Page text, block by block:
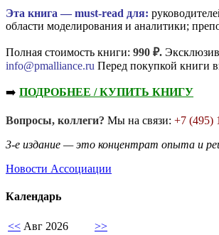
Эта книга — must-read для:
области моделирования и аналитики;
Полная стоимость книги: 990 ₽.
info@pmalliance.ru Перед покупкой книги
➡️ ПОДРОБНЕЕ / КУПИТЬ КНИГУ
Вопросы, коллеги? Мы на связи: +7 (495)
3-е издание — это концентрат опыта и
Новости Ассоциации
Календарь
<< Авг 2026
>>